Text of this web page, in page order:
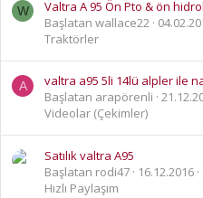
W
Valtra A 95 Ön Pto & ön
Başlatan wallace22
Traktörler
A
valtra a95 5li 14lü alpler ile
Başlatan arapörenli
Videolar (Çekimler)
Satılık valtra A95
Başlatan rodi47
16.12.2016
Hızlı Paylaşım